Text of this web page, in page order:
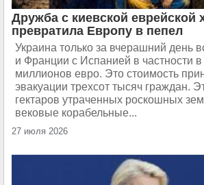
Дружба с киевской еврейской
превратила Европу в пепел
Украина только за вчерашний день
и Франции с Испанией в частности в
миллионов евро. Это стоимость
эвакуации трехсот тысяч граждан.
гектаров утраченных роскошных
вековые корабельные...
27 июля 2026